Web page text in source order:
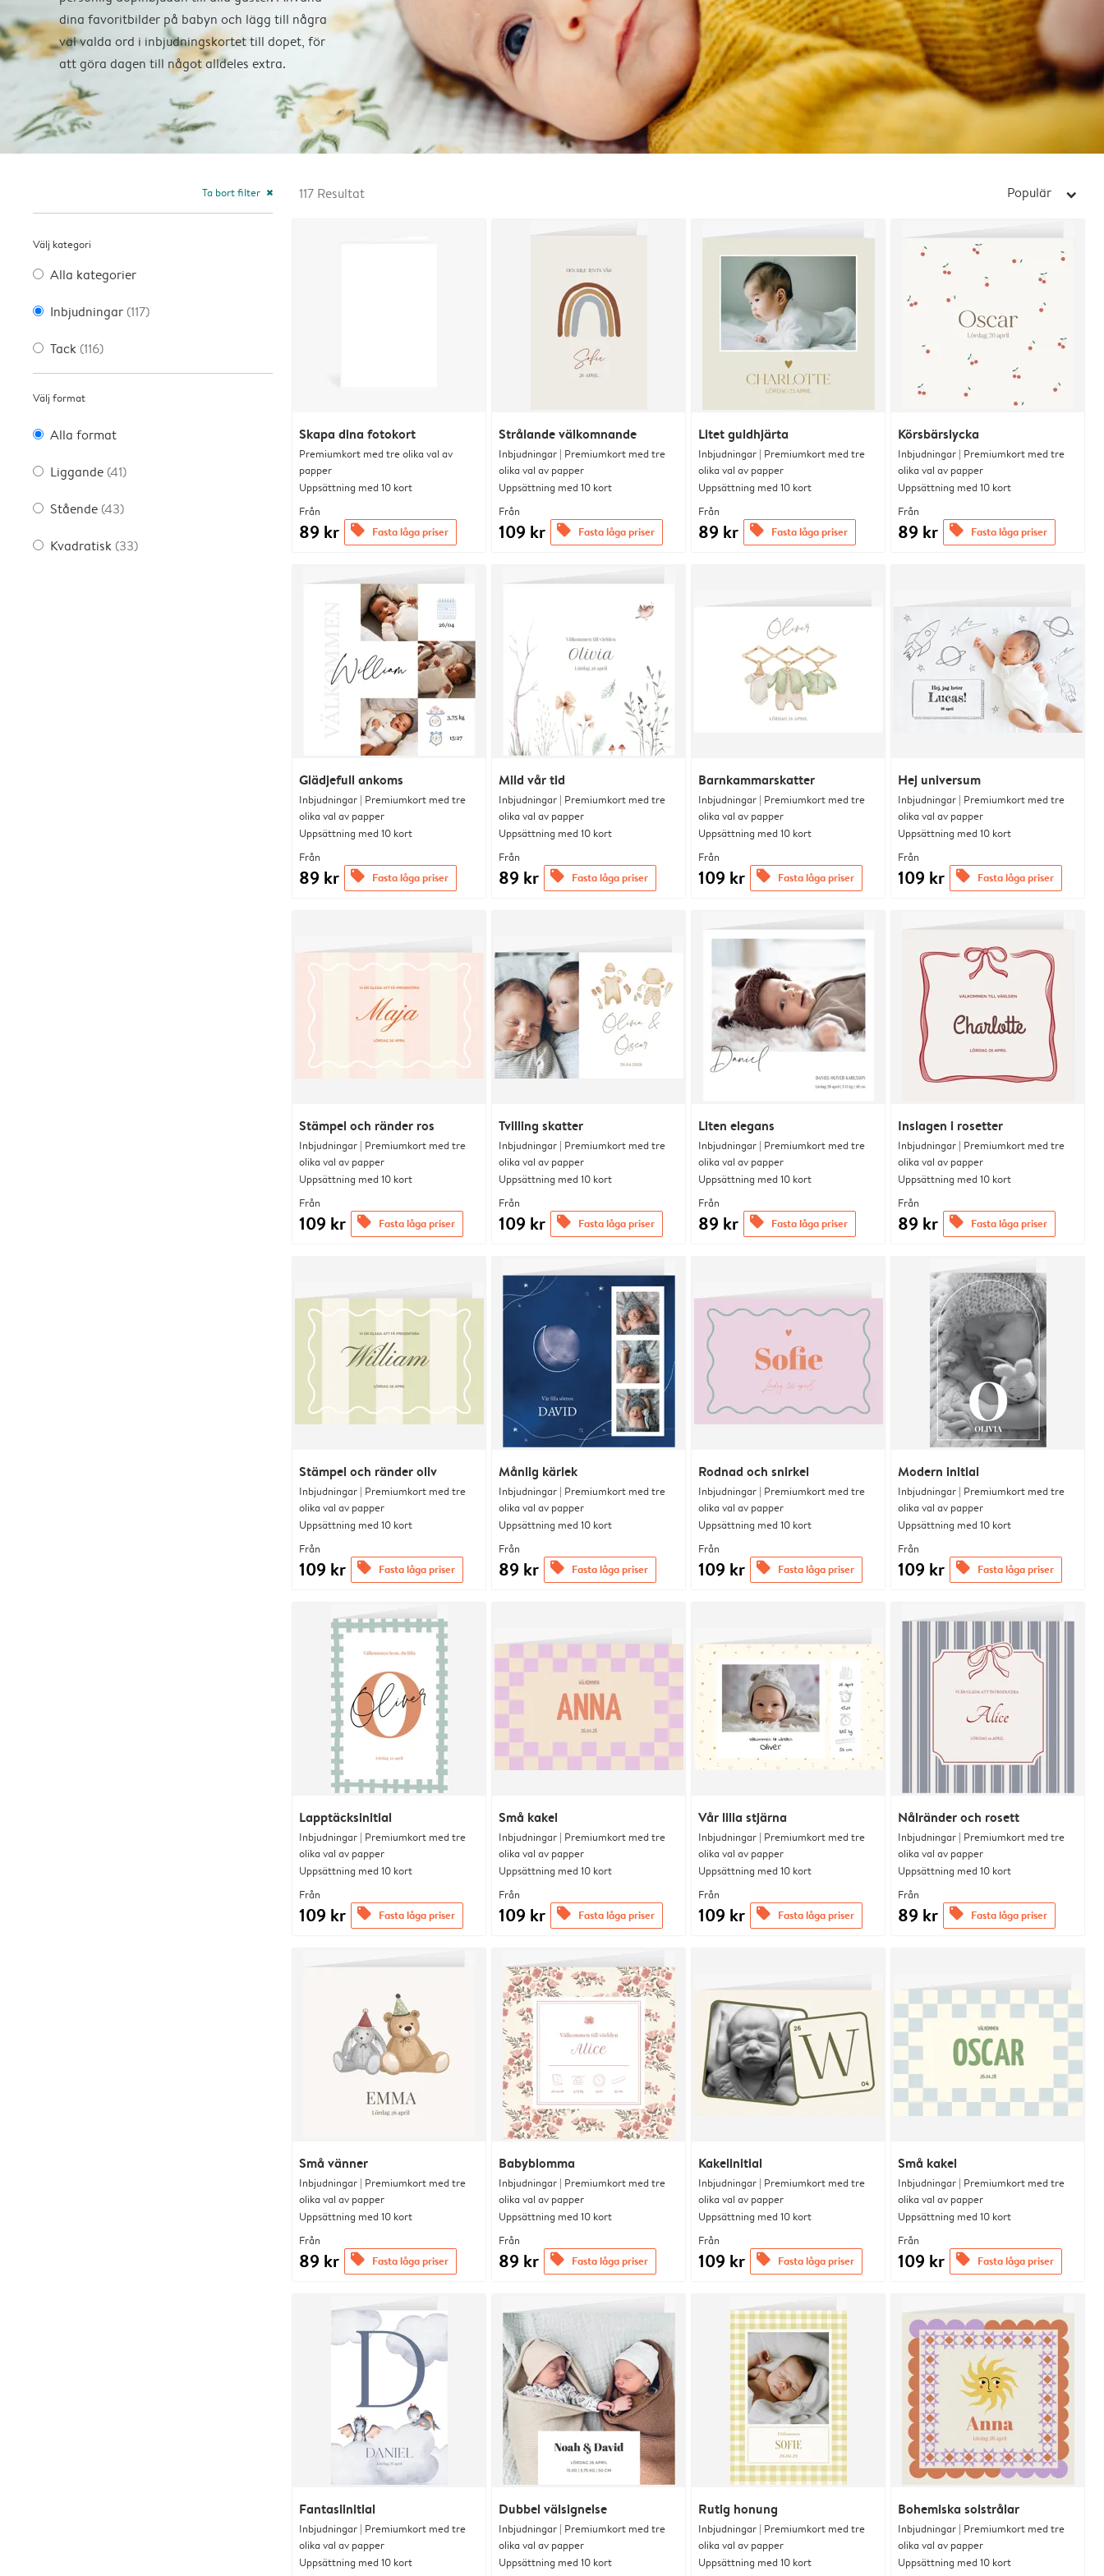
dina favoritbilder på babyn och lägg till några
väl valda ord i inbjudningskortet till dopet, för
att göra dagen till något alldeles extra.
Ta bort filter close
Välj kategori
Alla kategorier
Inbjudningar (117)
Tack (116)
Välj format
Alla format
Liggande (41)
Stående (43)
Kvadratisk (33)
117 Resultat Populär arrow_right
Skapa dina fotokort
Premiumkort med tre olika val av
papper
Uppsättning med 10 kort
Från
89 kr offers Fasta låga priser
Strålande välkomnande
Inbjudningar | Premiumkort med tre
olika val av papper
Uppsättning med 10 kort
Från
109 kr offers Fasta låga priser
Litet guldhjärta
Inbjudningar | Premiumkort med tre
olika val av papper
Uppsättning med 10 kort
Från
89 kr offers Fasta låga priser
Körsbärslycka
Inbjudningar | Premiumkort med tre
olika val av papper
Uppsättning med 10 kort
Från
89 kr offers Fasta låga priser
Glädjefull ankoms
Inbjudningar | Premiumkort med tre
olika val av papper
Uppsättning med 10 kort
Från
89 kr offers Fasta låga priser
Mild vår tid
Inbjudningar | Premiumkort med tre
olika val av papper
Uppsättning med 10 kort
Från
89 kr offers Fasta låga priser
Barnkammarskatter
Inbjudningar | Premiumkort med tre
olika val av papper
Uppsättning med 10 kort
Från
109 kr offers Fasta låga priser
Hej universum
Inbjudningar | Premiumkort med tre
olika val av papper
Uppsättning med 10 kort
Från
109 kr offers Fasta låga priser
Stämpel och ränder ros
Inbjudningar | Premiumkort med tre
olika val av papper
Uppsättning med 10 kort
Från
109 kr offers Fasta låga priser
Tvilling skatter
Inbjudningar | Premiumkort med tre
olika val av papper
Uppsättning med 10 kort
Från
109 kr offers Fasta låga priser
Liten elegans
Inbjudningar | Premiumkort med tre
olika val av papper
Uppsättning med 10 kort
Från
89 kr offers Fasta låga priser
Inslagen i rosetter
Inbjudningar | Premiumkort med tre
olika val av papper
Uppsättning med 10 kort
Från
89 kr offers Fasta låga priser
Stämpel och ränder oliv
Inbjudningar | Premiumkort med tre
olika val av papper
Uppsättning med 10 kort
Från
109 kr offers Fasta låga priser
Månlig kärlek
Inbjudningar | Premiumkort med tre
olika val av papper
Uppsättning med 10 kort
Från
89 kr offers Fasta låga priser
Rodnad och snirkel
Inbjudningar | Premiumkort med tre
olika val av papper
Uppsättning med 10 kort
Från
109 kr offers Fasta låga priser
Modern initial
Inbjudningar | Premiumkort med tre
olika val av papper
Uppsättning med 10 kort
Från
109 kr offers Fasta låga priser
Lapptäcksinitial
Inbjudningar | Premiumkort med tre
olika val av papper
Uppsättning med 10 kort
Från
109 kr offers Fasta låga priser
Små kakel
Inbjudningar | Premiumkort med tre
olika val av papper
Uppsättning med 10 kort
Från
109 kr offers Fasta låga priser
Vår lilla stjärna
Inbjudningar | Premiumkort med tre
olika val av papper
Uppsättning med 10 kort
Från
109 kr offers Fasta låga priser
Nålränder och rosett
Inbjudningar | Premiumkort med tre
olika val av papper
Uppsättning med 10 kort
Från
89 kr offers Fasta låga priser
Små vänner
Inbjudningar | Premiumkort med tre
olika val av papper
Uppsättning med 10 kort
Från
89 kr offers Fasta låga priser
Babyblomma
Inbjudningar | Premiumkort med tre
olika val av papper
Uppsättning med 10 kort
Från
89 kr offers Fasta låga priser
Kakelinitial
Inbjudningar | Premiumkort med tre
olika val av papper
Uppsättning med 10 kort
Från
109 kr offers Fasta låga priser
Små kakel
Inbjudningar | Premiumkort med tre
olika val av papper
Uppsättning med 10 kort
Från
109 kr offers Fasta låga priser
Fantasiinitial
Inbjudningar | Premiumkort med tre
olika val av papper
Uppsättning med 10 kort
Dubbel välsignelse
Inbjudningar | Premiumkort med tre
olika val av papper
Uppsättning med 10 kort
Rutig honung
Inbjudningar | Premiumkort med tre
olika val av papper
Uppsättning med 10 kort
Bohemiska solstrålar
Inbjudningar | Premiumkort med tre
olika val av papper
Uppsättning med 10 kort